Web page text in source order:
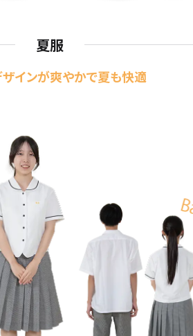
夏服
インが爽やかで夏も快適